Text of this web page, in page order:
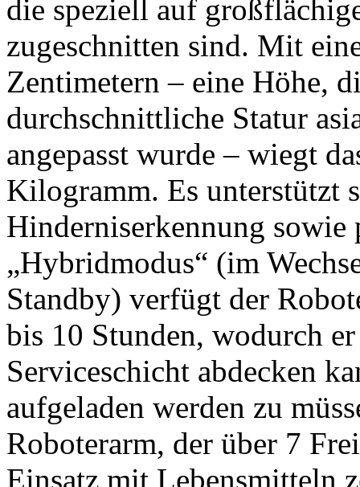
die speziell auf
zugeschnitten sind. Mit
Zentimetern – eine Höhe,
durchschnittliche Statur
angepasst wurde – wiegt
Kilogramm. Es unterstützt
Hinderniserkennung sowie
„Hybridmodus“ (im
Standby) verfügt der
bis 10 Stunden, wodurch
Serviceschicht abdecken
aufgeladen werden zu
Roboterarm, der über 7
Einsatz mit Lebensmitteln